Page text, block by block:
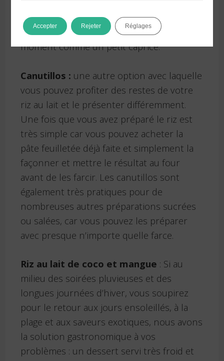
pouvez donner à vos invités dans le cadre
d’une fête ou profiter à la maison à tout
moment comme un petit caprice.
Canutillos : une autre option avec laquelle
vous pouvez profiter des restes de votre
riz au lait et le présenter différemment.
Une fois que vous avez préparé le riz est
très simple car vous pouvez acheter la
pâte feuilletée déjà faite et simplement la
façonner et mettre le résultat au four
avant de les farcir. Les canutillos sont
également très pratiques pour de
nombreuses autres préparations sucrées
ou salées, car vous pouvez les préparer
avec presque n’importe quelle farce.
Riz au lait de coco et mangue : Si au
milieu des soirées pluvieuses et des
longues journées d’hiver, vous soupirez
pour le retour aux jours ensoleillés, à la
plage et aux saveurs exotiques, nous avons
la solution gastronomique à vos
problèmes : un dessert servi très froid et
Accepter Rejeter Réglages